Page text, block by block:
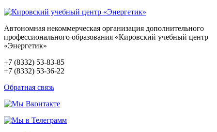
Автономная некоммерческая организация дополнительного
профессионального образования «Кировский учебный центр
«Энергетик»
+7 (8332) 53-83-85
+7 (8332) 53-36-22
Обратная связь